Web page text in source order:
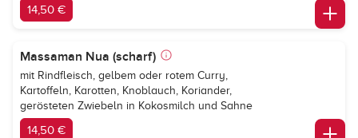
14,50 €
Massaman Nua (scharf)
mit Rindfleisch, gelbem oder rotem Curry,
Kartoffeln, Karotten, Knoblauch, Koriander,
gerösteten Zwiebeln in Kokosmilch und Sahne
14,50 €